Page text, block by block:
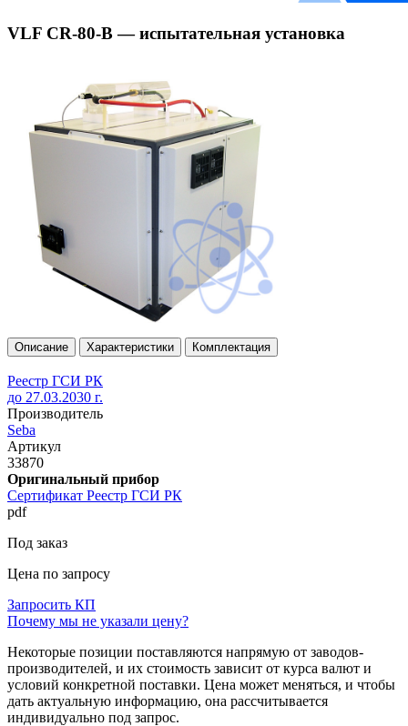
VLF CR-80-B — испытательная установка
Описание Характеристики Комплектация
Реестр ГСИ РК
до 27.03.2030 г.
Производитель
Seba
Артикул
33870
Оригинальный прибор
Сертификат Реестр ГСИ РК
pdf
Под заказ
Цена по запросу
Запросить КП
Почему мы не указали цену?
Некоторые позиции поставляются напрямую от заводов-
производителей, и их стоимость зависит от курса валют и
условий конкретной поставки. Цена может меняться, и чтобы
дать актуальную информацию, она рассчитывается
индивидуально под запрос.